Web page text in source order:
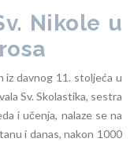
Nikole u
iz davnog 11. stoljeća u
Sv. Skolastika, sestra
i učenja, nalaze se na
i danas, nakon 1000